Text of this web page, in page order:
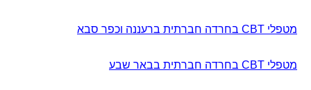
מטפלי CBT בחרדה חברתית ברעננה וכפר סבא
מטפלי CBT בחרדה חברתית בבאר שבע